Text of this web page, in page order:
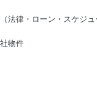
法律・ローン・スケジュ
物件